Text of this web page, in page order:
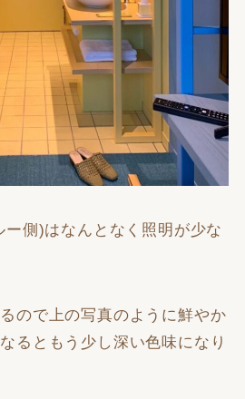
側)はなんとなく照明が少な
ので上の写真のように鮮やか
るともう少し深い色味になり